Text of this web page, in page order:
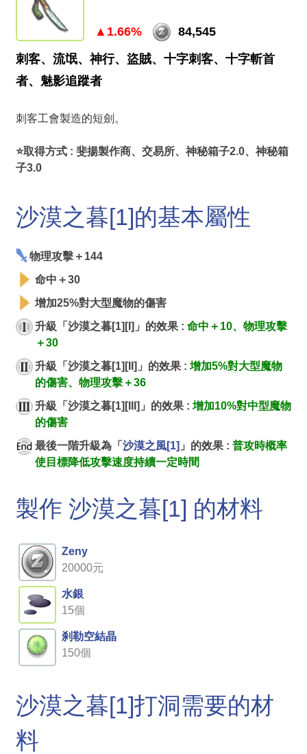
▲1.66%
84,545
刺客、流氓、神行、盜賊、十字刺客、十字斬首
者、魅影追蹤者
刺客工會製造的短劍。
⭐取得方式 : 斐揚製作商、交易所、神秘箱子2.0、神秘箱
子3.0
沙漠之暮[1]的基本屬性
物理攻擊＋144
命中＋30
增加25%對大型魔物的傷害
升級「沙漠之暮[1][I]」的效果 : 命中＋10、物理攻擊
＋30
升級「沙漠之暮[1][II]」的效果 : 增加5%對大型魔物
的傷害、物理攻擊＋36
升級「沙漠之暮[1][III]」的效果 : 增加10%對中型魔物
的傷害
最後一階升級為「 沙漠之風[1] 」的效果 : 普攻時概率
使目標降低攻擊速度持續一定時間
製作 沙漠之暮[1] 的材料
Zeny
20000元
水銀
15個
刹勒空結晶
150個
沙漠之暮[1]打洞需要的材
料